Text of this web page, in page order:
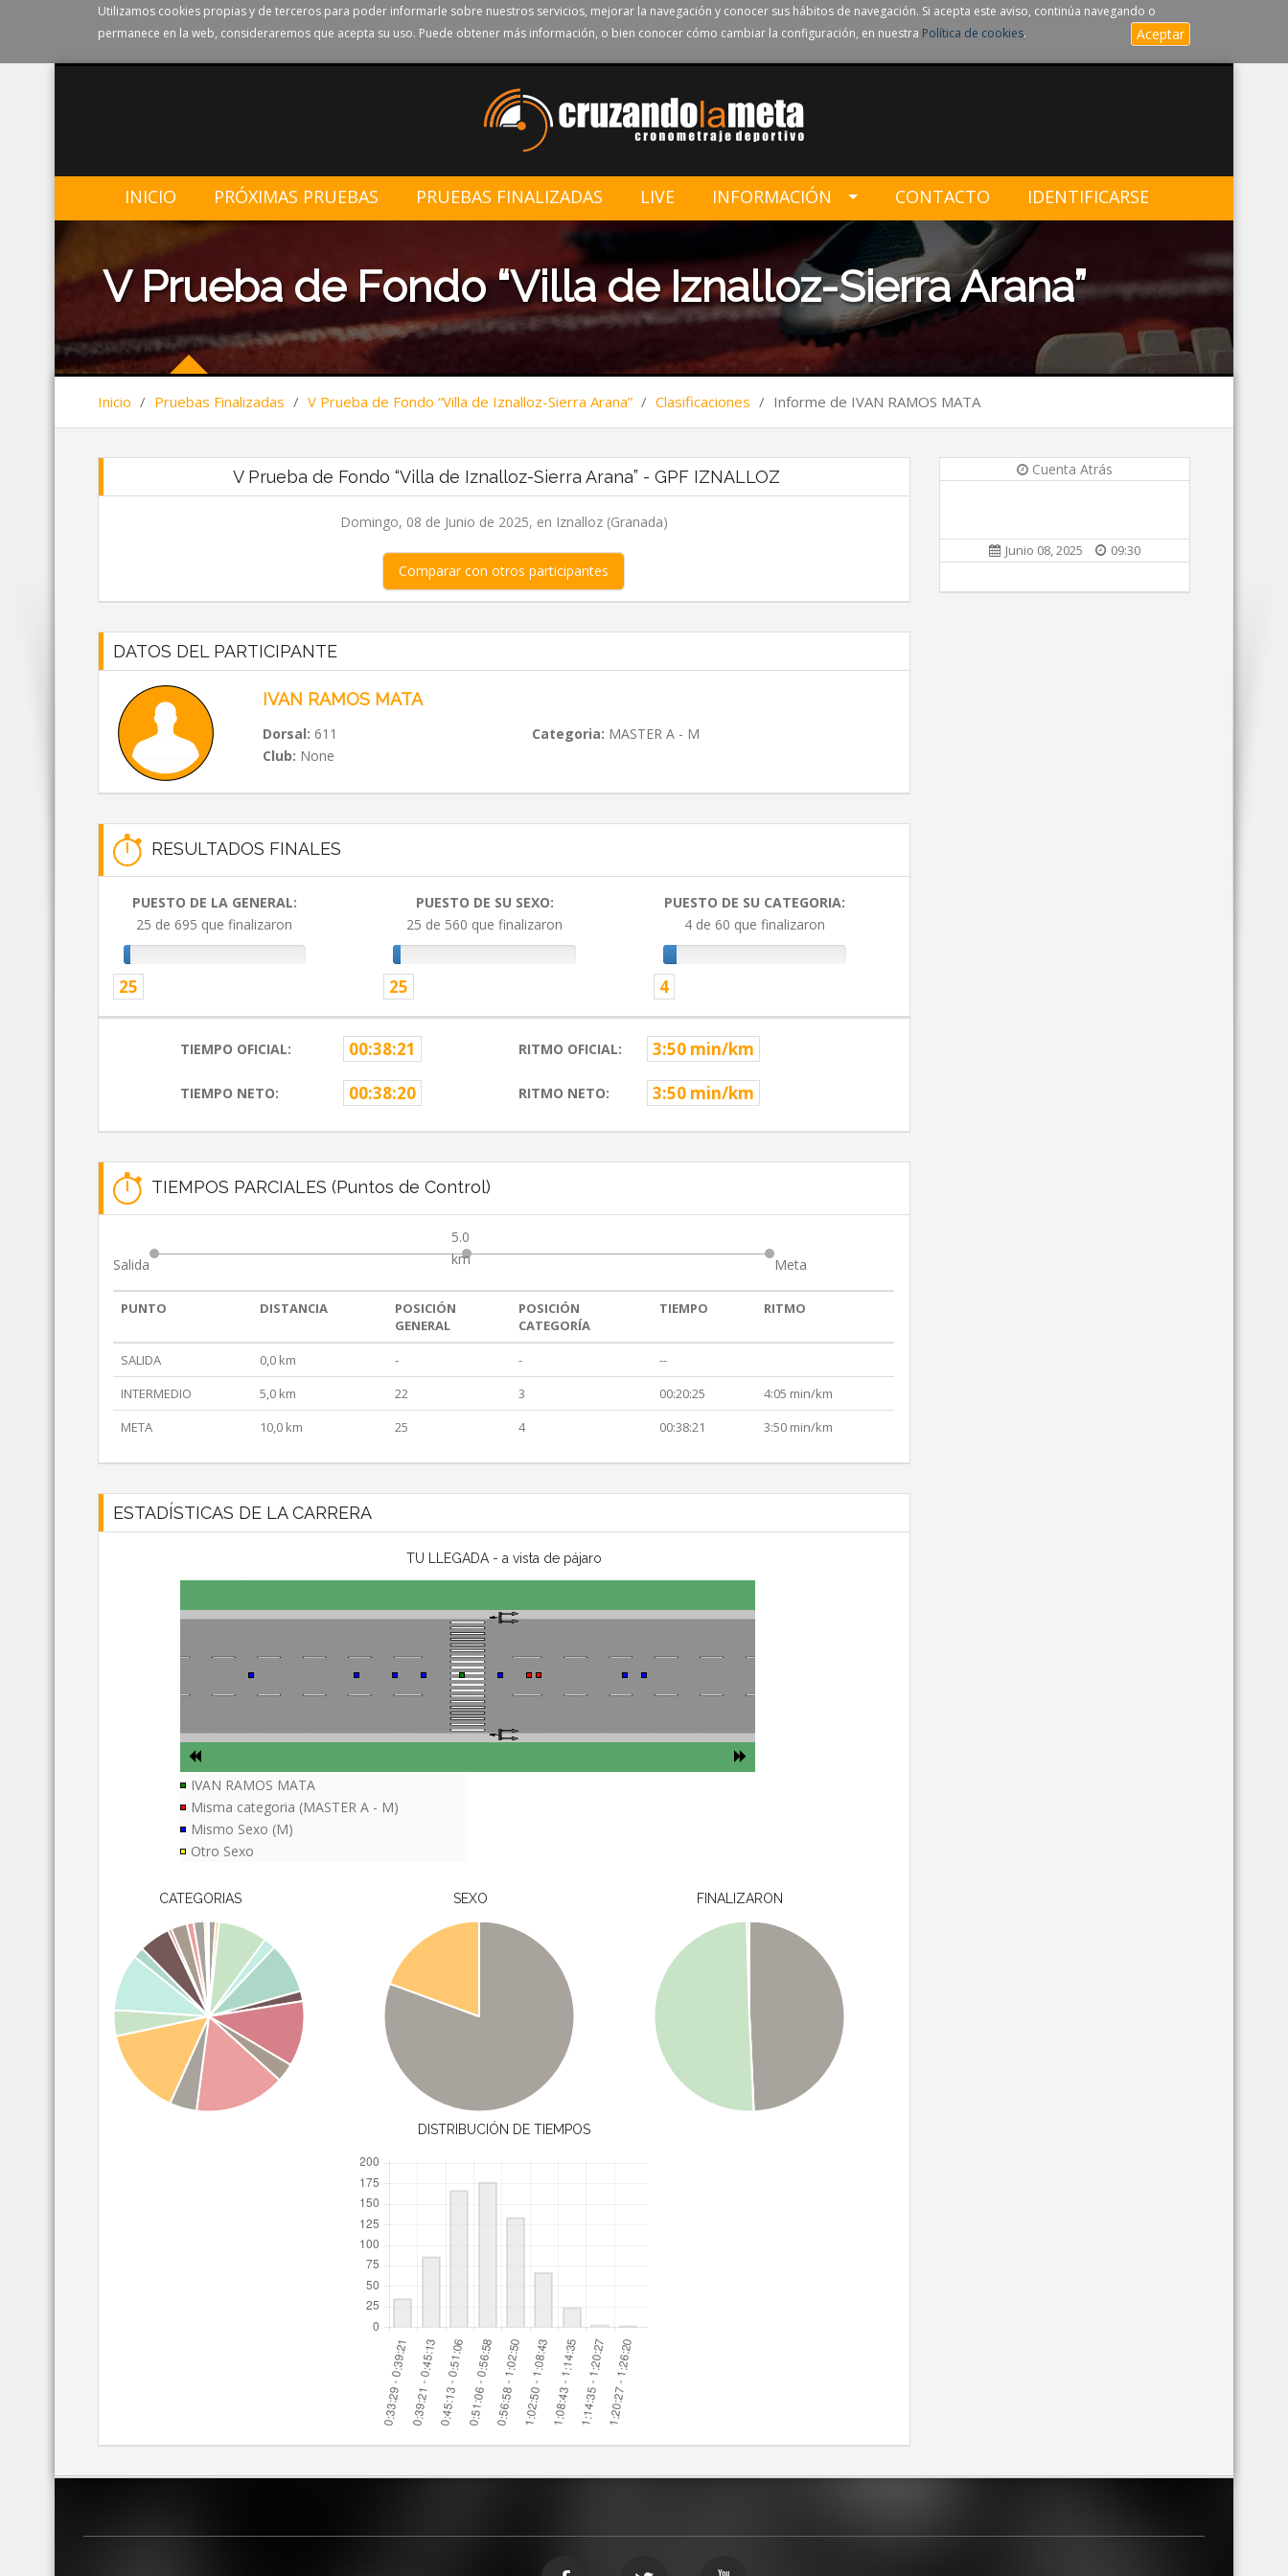
Utilizamos cookies propias y de terceros para poder informarle sobre nuestros servicios, mejorar la navegación y conocer sus hábitos de navegación. Si acepta este aviso, continúa navegando o
permanece en la web, consideraremos que acepta su uso. Puede obtener más información, o bien conocer cómo cambiar la configuración, en nuestra Política de cookies. Aceptar
INICIO PRÓXIMAS PRUEBAS PRUEBAS FINALIZADAS LIVE INFORMACIÓN CONTACTO IDENTIFICARSE
V Prueba de Fondo “Villa de Iznalloz-Sierra Arana”
Inicio / Pruebas Finalizadas / V Prueba de Fondo “Villa de Iznalloz-Sierra Arana” / Clasificaciones / Informe de IVAN RAMOS MATA
V Prueba de Fondo “Villa de Iznalloz-Sierra Arana” - GPF IZNALLOZ
Domingo, 08 de Junio de 2025, en Iznalloz (Granada)
Comparar con otros participantes
DATOS DEL PARTICIPANTE
IVAN RAMOS MATA
Dorsal: 611 Categoria: MASTER A - M
Club: None
RESULTADOS FINALES
PUESTO DE LA GENERAL:
25 de 695 que finalizaron
25
PUESTO DE SU SEXO:
25 de 560 que finalizaron
25
PUESTO DE SU CATEGORIA:
4 de 60 que finalizaron
4
TIEMPO OFICIAL: 00:38:21 RITMO OFICIAL: 3:50 min/km
TIEMPO NETO: 00:38:20 RITMO NETO: 3:50 min/km
TIEMPOS PARCIALES (Puntos de Control)
Salida
5.0
km
Meta
PUNTO DISTANCIA
POSICIÓN
GENERAL
POSICIÓN
CATEGORÍA
TIEMPO RITMO
SALIDA 0,0 km - -
--
INTERMEDIO
5,0 km 22 3 00:20:25
4:05 min/km
META
10,0 km 25 4 00:38:21 3:50 min/km
ESTADÍSTICAS DE LA CARRERA
TU LLEGADA - a vista de pájaro
IVAN RAMOS MATA
Misma categoria (MASTER A - M)
Mismo Sexo (M)
Otro Sexo
CATEGORIAS SEXO FINALIZARON
DISTRIBUCIÓN DE TIEMPOS
Cuenta Atrás
Junio 08, 2025 09:30